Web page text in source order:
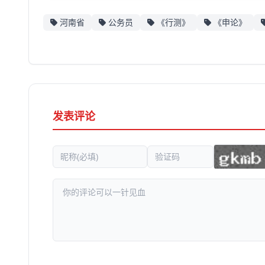
河南省 公务员 《行测》 《申论》
发表评论